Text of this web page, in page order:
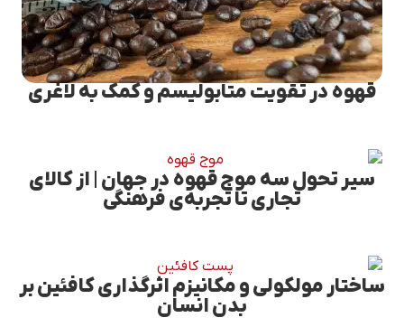
قهوه در تقویت متابولیسم و کمک به لاغری
سیر تحول سه موج قهوه در جهان | از کالای
تجاری تا تجربه‌ی فرهنگی
ساختار مولکولی و مکانیزم اثرگذاری کافئین بر
بدن انسان